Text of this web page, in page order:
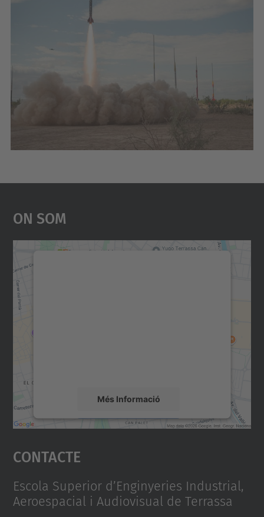
On Som
Més Informació
Accepta
powered by
Contacte
Escola Superior d’Enginyeries Industrial,
Aeroespacial i Audiovisual de Terrassa